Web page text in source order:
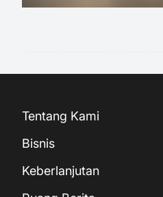
Tentang Kami
Bisnis
Keberlanjutan